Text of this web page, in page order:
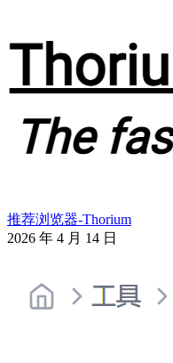
推荐浏览器-Thorium
2026 年 4 月 14 日